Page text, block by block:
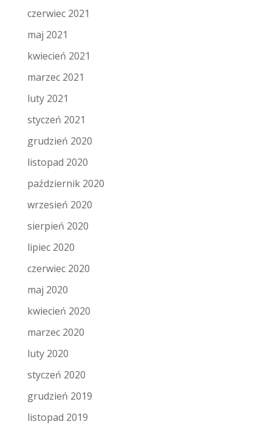
czerwiec 2021
maj 2021
kwiecień 2021
marzec 2021
luty 2021
styczeń 2021
grudzień 2020
listopad 2020
październik 2020
wrzesień 2020
sierpień 2020
lipiec 2020
czerwiec 2020
maj 2020
kwiecień 2020
marzec 2020
luty 2020
styczeń 2020
grudzień 2019
listopad 2019